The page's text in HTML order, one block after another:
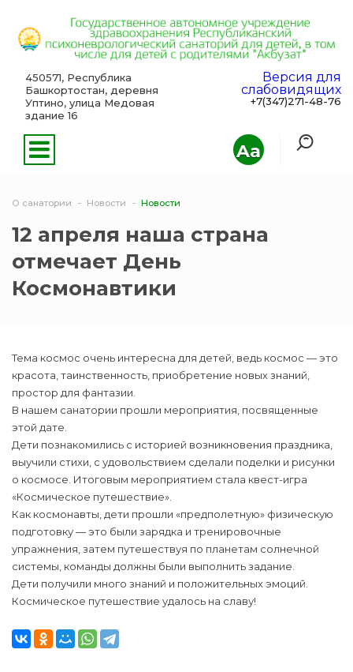
Aa
450571, Республика
Башкортостан, деревня
Уптино, улица Медовая
здание 16
Версия для
слабовидящих
+7(347)271-48-76
О санатории Новости Новости
12 апреля наша страна
отмечает День
Космонавтики
Тема космос очень интересна для детей, ведь космос — это
красота, таинственность, приобретение новых знаний,
простор для фантазии.
В нашем санатории прошли мероприятия, посвященные
этой дате.
Дети познакомились с историей возникновения праздника,
выучили стихи, с удовольствием сделали поделки и рисунки
о космосе. Итоговым мероприятием стала квест-игра
«Космическое путешествие».
Как космонавты, дети прошли «предполетную» физическую
подготовку — это были зарядка и тренировочные
упражнения, затем путешествуя по планетам солнечной
системы, команды должны были выполнить задание.
Дети получили много знаний и положительных эмоций.
Космическое путешествие удалось на славу!